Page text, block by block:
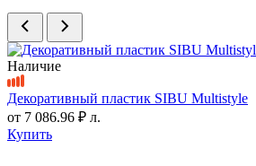
Наличие
Декоративный пластик SIBU Multistyle
от 7 086.96 ₽ л.
Купить